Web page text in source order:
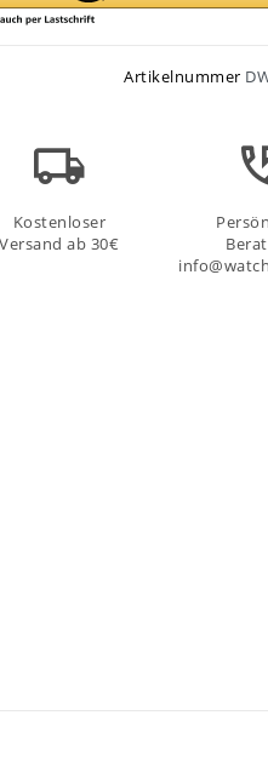
Artikelnummer
Kostenloser
Versand ab 30€